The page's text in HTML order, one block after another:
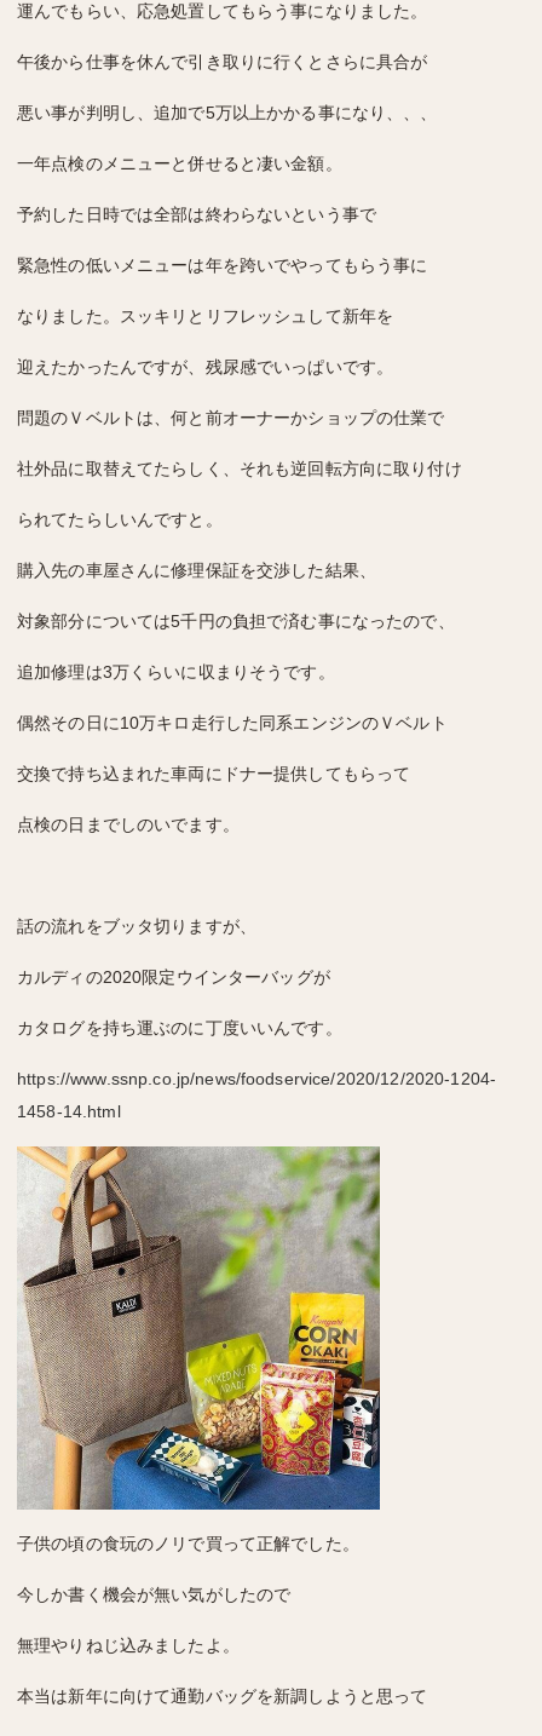
運んでもらい、 応急処置してもらう事になりました。
午後から仕事を休んで引き取りに行くとさらに具合が
悪い事が判明し、追加で5万以上かかる事になり、、、
一年点検のメニューと併せると凄い金額。
予約した日時では全部は終わらないという事で
緊急性の低いメニューは年を跨いでやってもらう事に
なりました。 スッキリとリフレッシュして新年を
迎えたかったんですが、 残尿感でいっぱいです。
問題のＶベルトは、何と前オーナーかショップの仕業で
社外品に取替え てたらしく、 それも逆回転方向に取り付け
られてたらしいんですと。
購入先の車屋さんに修理保証を交渉した結果、
対象部分については5千円の負担で済む事になったので、
追加修理は3万くらいに収まりそうです。
偶然その日に10万キロ走行した同系エンジンのＶベルト
交換で持ち込まれた車両にドナー提供してもらって
点検の日までしのいでます。
話の流れをブッタ切りますが、
カルディの2020限定ウインターバッグが
カタログを持ち運ぶのに丁度いいんです。
https://www.ssnp.co.jp/news/foodservice/2020/12/2020-1204-
1458-14.html
子供の頃の食玩のノリで買って正解でした。
今しか書く機会が無い気がしたので
無理やりねじ込みましたよ。
本当は新年に向けて通勤バッグを新調しようと思って